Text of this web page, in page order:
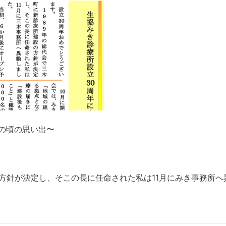
頃の思い出〜
が決定し、そこの長に任命された私は11月にみき事務所